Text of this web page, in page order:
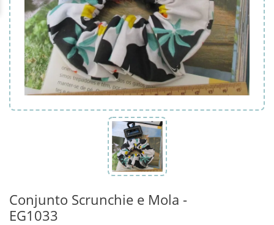
Conjunto Scrunchie e Mola -
EG1033